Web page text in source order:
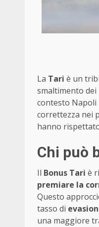
La Tari è un
smaltimento
contesto Napoli
correttezza nei
hanno
Chi può
Il Bonus Tari è
premiare la
Questo
tasso di
una maggiore